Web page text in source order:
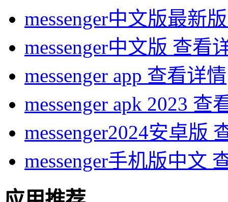
messenger中文版最新版
messenger中文版 查看
messenger app 查看详情
messenger apk 2023 查
messenger2024安卓版
messenger手机版中文